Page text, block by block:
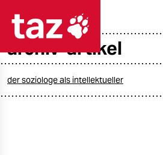
taz zahl ich
archiv-artikel
der soziologe als intellektueller